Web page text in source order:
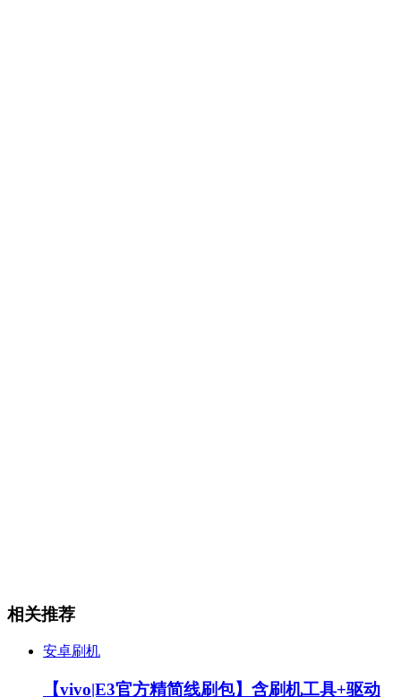
相关推荐
安卓刷机
【vivo|E3官方精简线刷包】含刷机工具+驱动